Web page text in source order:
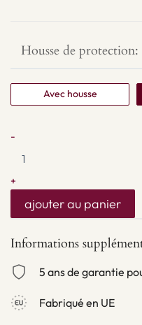
Housse de protection:
Avec housse
-
+
ajouter au panier
Informations
5 ans de garantie
Fabriqué en UE